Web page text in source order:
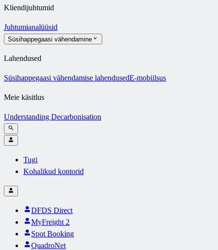
Kliendijuhtumid
Juhtumianalüüsid
Süsihappegaasi vähendamine
Lahendused
Süsihappegaasi vähendamise lahendusedE-mobiilsus
Meie käsitlus
Understanding Decarbonisation
Tugi
Kohalikud kontorid
DFDS Direct
MyFreight 2
Spot Booking
QuadroNet